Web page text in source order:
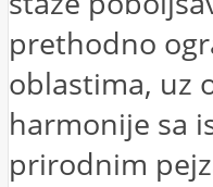
prethodno
oblastima, uz
harmonije sa
prirodnim